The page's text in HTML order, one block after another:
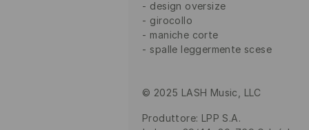
design oversize
girocollo
maniche corte
spalle leggermente scese
© 2025 LASH Music, LLC
Produttore: LPP S.A.